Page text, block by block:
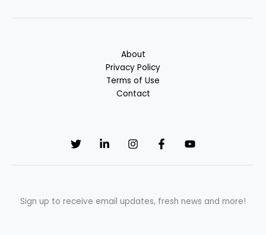
About
Privacy Policy
Terms of Use
Contact
Sign up to receive email updates, fresh news and more!